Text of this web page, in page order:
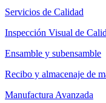
Servicios de Calidad
Inspección Visual de
Ensamble y subensamble
Recibo y almacenaje de
Manufactura Avanzada